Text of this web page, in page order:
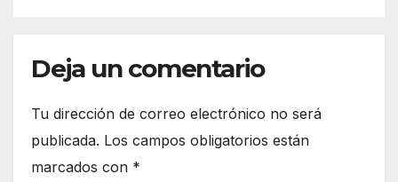
Deja un comentario
Tu dirección de correo electrónico no será
publicada. Los campos obligatorios están
marcados con *